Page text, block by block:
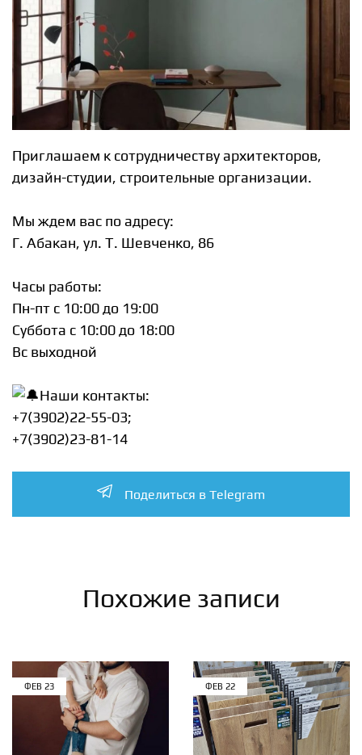
Приглашаем к сотрудничеству архитекторов,
дизайн-студии, строительные организации.
Мы ждем вас по адресу:
Г. Абакан, ул. Т. Шевченко, 86
Часы работы:
Пн-пт c 10:00 до 19:00
Суббота с 10:00 до 18:00
Вс выходной
Наши контакты:
+7(3902)22-55-03;
+7(3902)23-81-14
Поделиться в Telegram
Похожие записи
ФЕВ 23 ФЕВ 22